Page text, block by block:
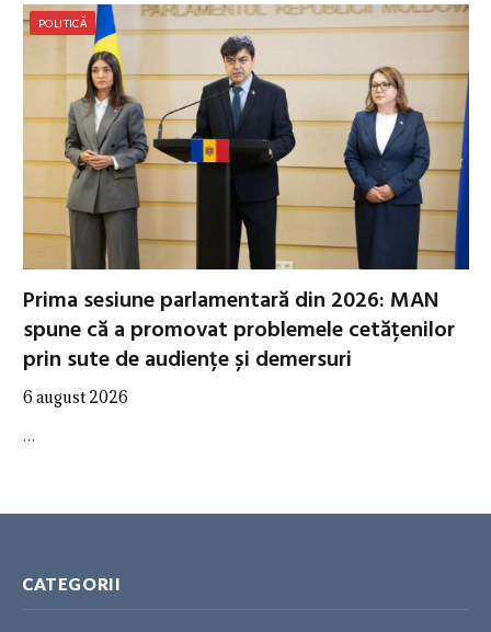
POLITICĂ
Prima sesiune parlamentară din 2026: MAN
spune că a promovat problemele cetățenilor
prin sute de audiențe și demersuri
6 august 2026
…
CATEGORII